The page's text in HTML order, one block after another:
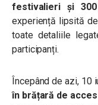
festivalieri și
experiență lipsită
toate detaliile
participanți.
Începând de azi, 10
în brățară de acces